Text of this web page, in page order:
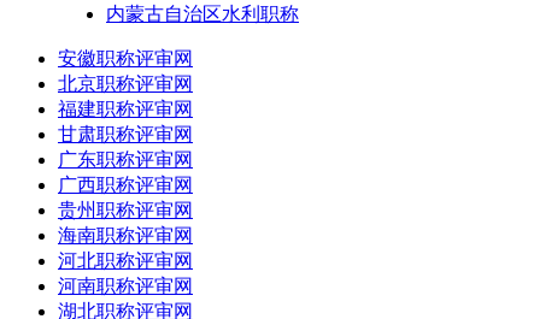
内蒙古自治区水利职称
安徽职称评审网
北京职称评审网
福建职称评审网
甘肃职称评审网
广东职称评审网
广西职称评审网
贵州职称评审网
海南职称评审网
河北职称评审网
河南职称评审网
湖北职称评审网